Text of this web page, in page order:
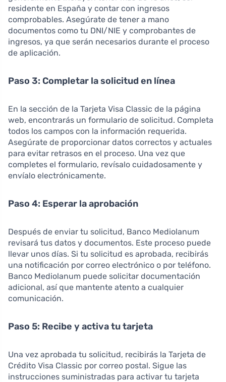
residente en España y contar con ingresos
comprobables. Asegúrate de tener a mano
documentos como tu DNI/NIE y comprobantes de
ingresos, ya que serán necesarios durante el proceso
de aplicación.
Paso 3: Completar la solicitud en línea
En la sección de la Tarjeta Visa Classic de la página
web, encontrarás un formulario de solicitud. Completa
todos los campos con la información requerida.
Asegúrate de proporcionar datos correctos y actuales
para evitar retrasos en el proceso. Una vez que
completes el formulario, revísalo cuidadosamente y
envíalo electrónicamente.
Paso 4: Esperar la aprobación
Después de enviar tu solicitud, Banco Mediolanum
revisará tus datos y documentos. Este proceso puede
llevar unos días. Si tu solicitud es aprobada, recibirás
una notificación por correo electrónico o por teléfono.
Banco Mediolanum puede solicitar documentación
adicional, así que mantente atento a cualquier
comunicación.
Paso 5: Recibe y activa tu tarjeta
Una vez aprobada tu solicitud, recibirás la Tarjeta de
Crédito Visa Classic por correo postal. Sigue las
instrucciones suministradas para activar tu tarjeta